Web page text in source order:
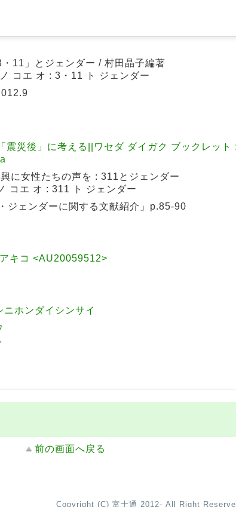
11」とジェンダー / 村田晶子編著
コエ オ : 3・11 ト ジェンダー
震災後」に考える||ワセダ ダイガク ブックレッ
に女性たちの声を : 311とジェンダー
コエ オ : 311 ト ジェンダー
ジェンダーに関する文献紹介」p.85-90
キコ <AU20059512>
ホンダイシンサイ
前の画面へ戻る
Copyright (C) 富士通 2012- All Right